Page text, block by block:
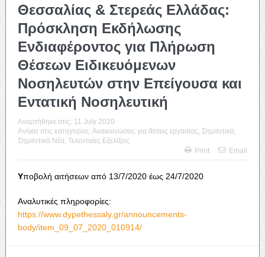
Θεσσαλίας & Στερεάς Ελλάδας:
Πρόσκληση Εκδήλωσης
Ενδιαφέροντος για Πλήρωση
Θέσεων Ειδικευόμενων
Νοσηλευτών στην Επείγουσα και
Εντατική Νοσηλευτική
Αναρτήθηκε στις: 11 July 2020
Ανήκει στις κατηγορίες: Ανακοινώσεις για θέσεις εργασίας Σημαντικά
Σημαντικά Νέα Τελευταίες Εξελίξεις
Print
Email
Υποβολή αιτήσεων από 13/7/2020 έως 24/7/2020
Αναλυτικές πληροφορίες:
https://www.dypethessaly.gr/announcements-
body/item_09_07_2020_010914/